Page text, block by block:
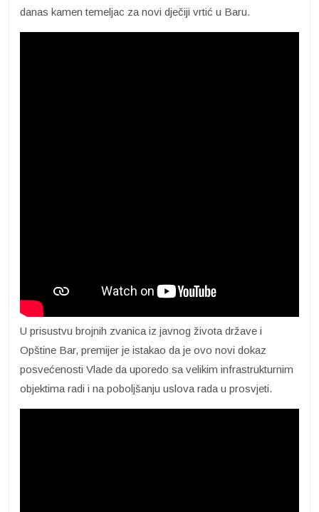
danas kamen temeljac za novi dječiji vrtić u Baru.
U prisustvu brojnih zvanica iz javnog života države i
Opštine Bar, premijer je istakao da je ovo novi dokaz
posvećenosti Vlade da uporedo sa velikim infrastrukturnim
objektima radi i na poboljšanju uslova rada u prosvjeti.